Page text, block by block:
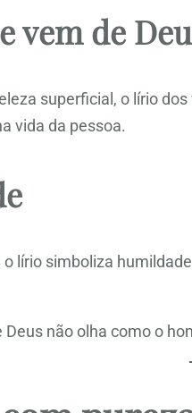
vem de
superficial, o lírio
vida da pessoa.
o lírio simboliza
Deus não olha como o